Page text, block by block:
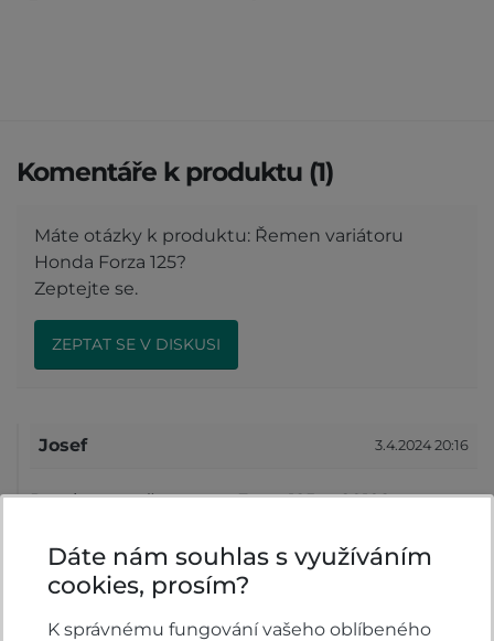
Komentáře k produktu (1)
Máte otázky k produktu: Řemen variátoru
Honda Forza 125?
Zeptejte se.
ZEPTAT SE V DISKUSI
Josef 3.4.2024 20:16
Pasuje tento řemen na Forza 125 r.v.2019?
Hodnocení produktu
Dáte nám souhlas s využíváním
cookies, prosím?
K správnému fungování vašeho oblíbeného